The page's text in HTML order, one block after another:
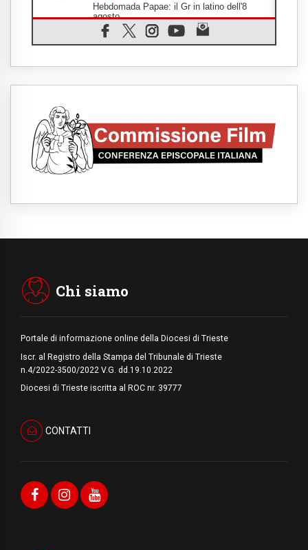
Hebdomada Papae: il Gr in latino dell'8
agosto
08.08.2026
Spin Time, Reina: Cristo non abita nei
senzatetto
08.08.2026
08.08.2026
Argentina, l'arcivescovo Colombo: "La
visita del Papa messaggio di pace e
dignità"
Medio Oriente
Chi siamo
Portale di informazione online della Diocesi di Trieste
Iscr. al Registro della Stampa del Tribunale di Trieste
n.4/2022-3500/2022 V.G. dd.19.10.2022
Diocesi di Trieste iscritta al ROC nr. 39777
CONTATTI